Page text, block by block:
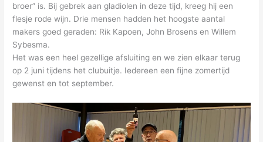
broer” is. Bij gebrek aan gladiolen in deze tijd, kreeg hij een
flesje rode wijn. Drie mensen hadden het hoogste aantal
makers goed geraden: Rik Kapoen, John Brosens en Willem
Sybesma.
Het was een heel gezellige afsluiting en we zien elkaar terug
op 2 juni tijdens het clubuitje. Iedereen een fijne zomertijd
gewenst en tot september.